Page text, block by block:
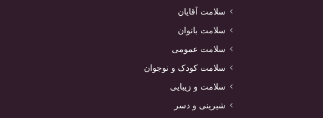
سلامت آقایان
سلامت بانوان
سلامت عمومی
سلامت کودک و نوجوان
سلامت و زیبایی
شیرینی و دسر